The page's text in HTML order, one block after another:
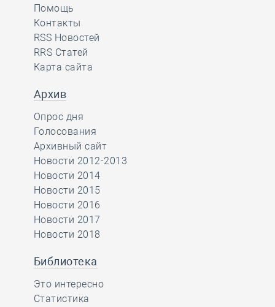
Помощь
Контакты
RSS Новостей
RRS Статей
Карта сайта
Архив
Опрос дня
Голосования
Архивный сайт
Новости 2012-2013
Новости 2014
Новости 2015
Новости 2016
Новости 2017
Новости 2018
Библиотека
Это интересно
Статистика